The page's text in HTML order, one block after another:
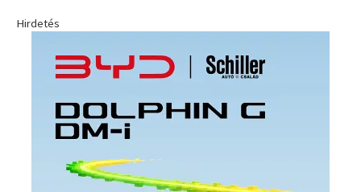
Hirdetés